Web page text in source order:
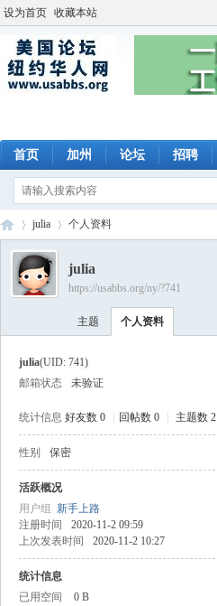
设为首页 收藏本站
首页 加州 论坛 招聘
›
julia
›
个人资料
julia
https://usabbs.org/ny/?741
主题 个人资料
julia(UID: 741)
邮箱状态
未验证
统计信息 好友数 0 回帖数 0 主题数 2
性别 保密
活跃概况
用户组 新手上路
注册时间
2020-11-2 09:59
上次发表时间
2020-11-2 10:27
统计信息
已用空间
0 B